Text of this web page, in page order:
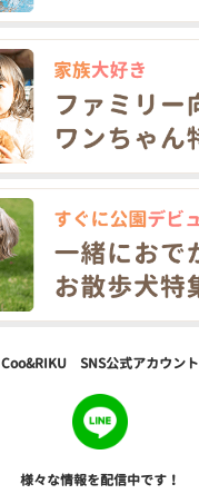
Coo&RIKU SNS公式アカウント
様々な情報を配信中です！